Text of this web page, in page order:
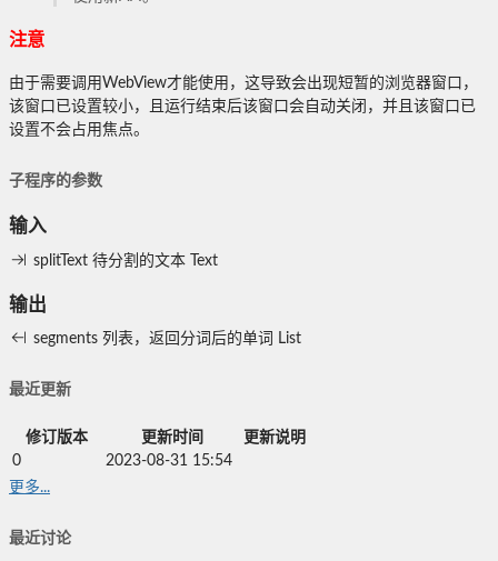
注意
由于需要调用WebView才能使用，这导致会出现短暂的浏览器窗口，
该窗口已设置较小，且运行结束后该窗口会自动关闭，并且该窗口已
设置不会占用焦点。
子程序的参数
输入
splitText 待分割的文本 Text
输出
segments 列表，返回分词后的单词 List
最近更新
修订版本 更新时间
更新说明
0
2023-08-31 15:54
更多...
最近讨论